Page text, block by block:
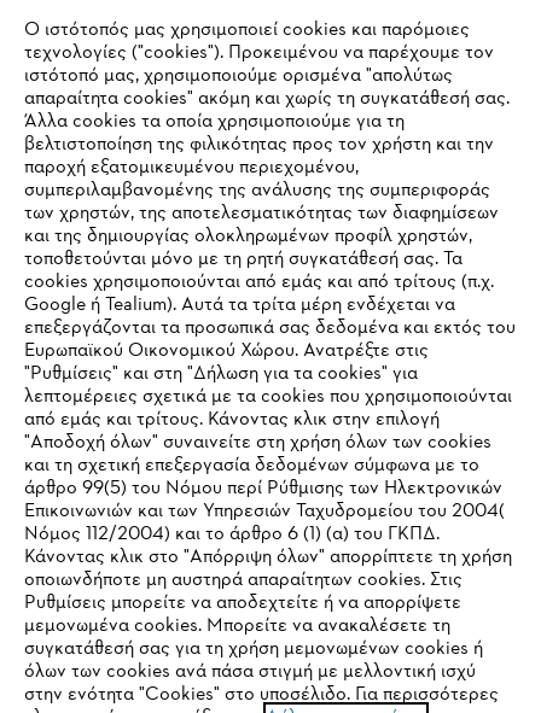
IHR BROWSER WIRD NICHT
UNTERSTÜTZT
Sie nutzen einen Browser, den wir noch nicht unterstützen. Für
eine optimale Nutzung unserer Seite empfehlen wir Ihnen, zu
einem der folgenden Browser zu wechseln:
Ο ιστότοπός μας χρησιμοποιεί cookies και παρόμοιες
τεχνολογίες ("cookies"). Προκειμένου να παρέχουμε τον
ιστότοπό μας, χρησιμοποιούμε ορισμένα "απολύτως
απαραίτητα cookies" ακόμη και χωρίς τη συγκατάθεσή σας.
Άλλα cookies τα οποία χρησιμοποιούμε για τη
βελτιστοποίηση της φιλικότητας προς τον χρήστη και την
παροχή εξατομικευμένου περιεχομένου,
συμπεριλαμβανομένης της ανάλυσης της συμπεριφοράς
των χρηστών, της αποτελεσματικότητας των διαφημίσεων
και της δημιουργίας ολοκληρωμένων προφίλ χρηστών,
τοποθετούνται μόνο με τη ρητή συγκατάθεσή σας. Τα
cookies χρησιμοποιούνται από εμάς και από τρίτους (π.χ.
Google ή Tealium). Αυτά τα τρίτα μέρη ενδέχεται να
επεξεργάζονται τα προσωπικά σας δεδομένα και εκτός του
Ευρωπαϊκού Οικονομικού Χώρου. Ανατρέξτε στις
"Ρυθμίσεις" και στη "Δήλωση για τα cookies" για
λεπτομέρειες σχετικά με τα cookies που χρησιμοποιούνται
από εμάς και τρίτους. Κάνοντας κλικ στην επιλογή
"Αποδοχή όλων" συναινείτε στη χρήση όλων των cookies
και τη σχετική επεξεργασία δεδομένων σύμφωνα με το
άρθρο 99(5) του Νόμου περί Ρύθμισης των Ηλεκτρονικών
Επικοινωνιών και των Υπηρεσιών Ταχυδρομείου του 2004(
Νόμος 112/2004) και το άρθρο 6 (1) (α) του ΓΚΠΔ.
Κάνοντας κλικ στο "Απόρριψη όλων" απορρίπτετε τη χρήση
οποιωνδήποτε μη αυστηρά απαραίτητων cookies. Στις
Ρυθμίσεις μπορείτε να αποδεχτείτε ή να απορρίψετε
μεμονωμένα cookies. Μπορείτε να ανακαλέσετε τη
συγκατάθεσή σας για τη χρήση μεμονωμένων cookies ή
όλων των cookies ανά πάσα στιγμή με μελλοντική ισχύ
στην ενότητα "Cookies" στο υποσέλιδο. Για περισσότερες